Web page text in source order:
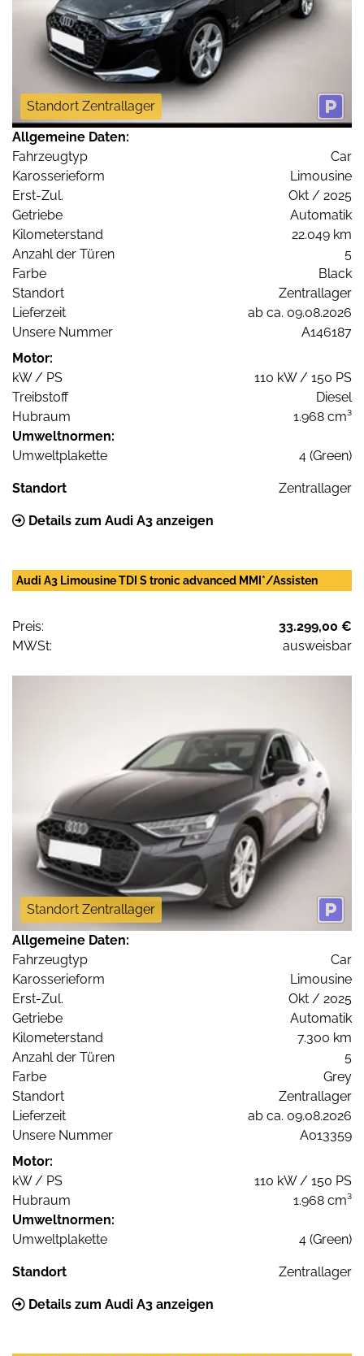
Standort Zentrallager
Allgemeine Daten:
Fahrzeugtyp
Car
Karosserieform
Limousine
Erst-Zul.
Okt / 2025
Getriebe
Automatik
Kilometerstand
22.049 km
Anzahl der Türen
5
Farbe
Black
Standort
Zentrallager
Lieferzeit
ab ca. 09.08.2026
Unsere Nummer
A146187
Motor:
kW / PS
110 kW / 150 PS
Treibstoff
Diesel
Hubraum
1.968 cm³
Umweltnormen:
Umweltplakette
4 (Green)
Standort Zentrallager
Details zum Audi A3 anzeigen
Audi A3 Limousine TDI S tronic advanced MMI*/Assisten
Preis:
33.299,00 €
MWSt:
ausweisbar
Standort Zentrallager
Allgemeine Daten:
Fahrzeugtyp
Car
Karosserieform
Limousine
Erst-Zul.
Okt / 2025
Getriebe
Automatik
Kilometerstand
7.300 km
Anzahl der Türen
5
Farbe
Grey
Standort
Zentrallager
Lieferzeit
ab ca. 09.08.2026
Unsere Nummer
A013359
Motor:
kW / PS
110 kW / 150 PS
Hubraum
1.968 cm³
Umweltnormen:
Umweltplakette
4 (Green)
Standort Zentrallager
Details zum Audi A3 anzeigen